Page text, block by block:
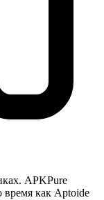
APKPure
время как Aptoide